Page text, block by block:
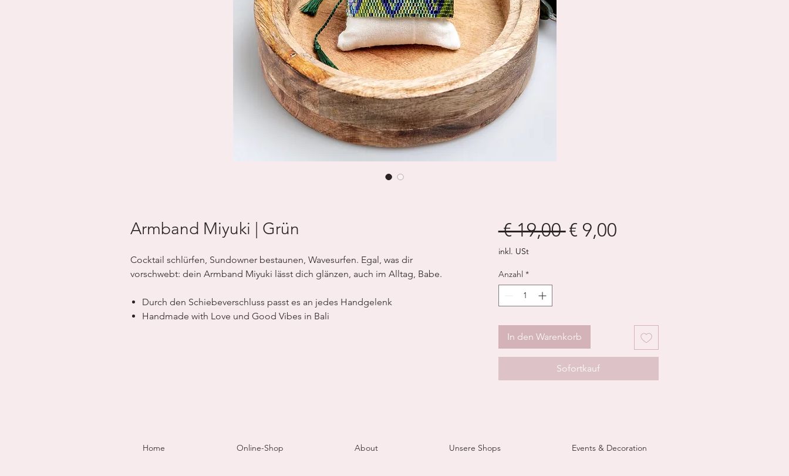
Armband Miyuki | Grün
Cocktail schlürfen, Sundowner bestaunen, Wavesurfen. Egal, was dir
vorschwebt: dein Armband Miyuki lässt dich glänzen, auch im Alltag, Babe.
Durch den Schiebeverschluss passt es an jedes Handgelenk
Handmade with Love und Good Vibes in Bali
€ 19,00 Standardpreis
€ 9,00Sale-
inkl. USt
Anzahl *
In den Warenkorb
Sofortkauf
Home Online-Shop About Unsere Shops Events & Decoration